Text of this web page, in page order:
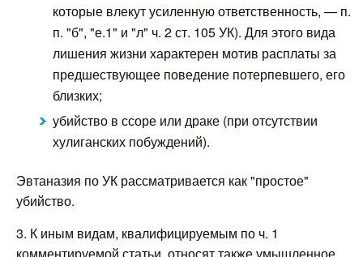
которые влекут усиленную ответственность, — п.
п. "б", "е.1" и "л" ч. 2 ст. 105 УК). Для этого вида
лишения жизни характерен мотив расплаты за
предшествующее поведение потерпевшего, его
близких;
убийство в ссоре или драке (при отсутствии
хулиганских побуждений).
Эвтаназия по УК рассматривается как "простое"
убийство.
3. К иным видам, квалифицируемым по ч. 1